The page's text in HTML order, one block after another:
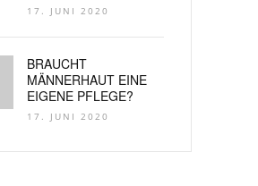
17. JUNI 2020
BRAUCHT
MÄNNERHAUT EINE
EIGENE PFLEGE?
17. JUNI 2020